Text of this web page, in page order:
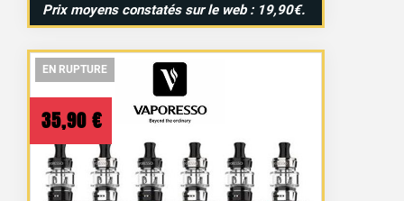
Prix moyens constatés sur le web : 19,90€.
EN RUPTURE
EN RUPTURE
35,90 €
EN RUPTURE